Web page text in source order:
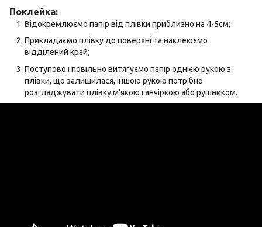
Поклейка:
Відокремлюємо папір від плівки приблизно на 4-5см;
Прикладаємо плівку до поверхні та наклеюємо
відділений край;
Поступово і повільно витягуємо папір однією рукою з
плівки, що залишилася, іншою рукою потрібно
розгладжувати плівку м'якою ганчіркою або рушником.